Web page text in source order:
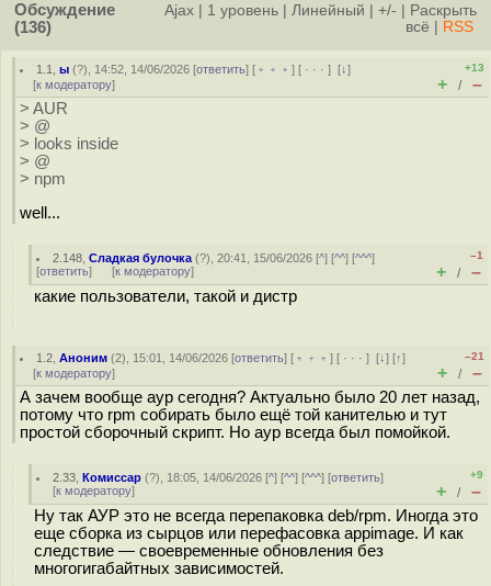
Обсуждение
(136)
Ajax 1 уровень Линейный +/-
Раскрыть
всё
RSS
1.1 ,ы (?), 14:52, 14/06/2026 [ответить] [ ﹢﹢﹢] [ · · ·][↓]
[к модератору]
+13
+ / –
> AUR
> @
> looks inside
> @
> npm
well...
2.148 ,Сладкая булочка (?), 20:41, 15/06/2026 [^] [^^] [^^^]
[ответить] [к модератору]
–1
+ / –
какие пользователи, такой и дистр
1.2 ,Аноним (2), 15:01, 14/06/2026 [ответить] [ ﹢﹢﹢] [ · · ·][↓] [↑]
[к модератору]
–21
+ / –
А зачем вообще аур сегодня? Актуально было 20 лет назад,
потому что rpm собирать было ещё той канителью и тут
простой сборочный скрипт. Но аур всегда был помойкой.
2.33 ,Комиссар (?), 18:05, 14/06/2026 [^] [^^] [^^^] [ответить]
[к модератору]
+9
+ / –
Ну так АУР это не всегда перепаковка deb/rpm. Иногда это
еще сборка из сырцов или перефасовка appimage. И как
следствие — своевременные обновления без
многогигабайтных зависимостей.